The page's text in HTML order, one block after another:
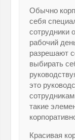
Обычно
себя
сотрудники
рабочий
разрешают
выбирать
это
такие
Красивая